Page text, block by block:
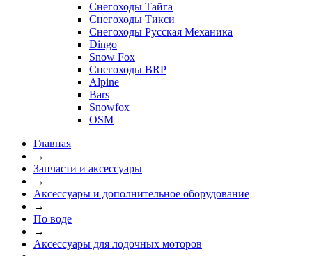
Снегоходы Тайга
Снегоходы Тикси
Снегоходы Русская Механика
Dingo
Snow Fox
Снегоходы BRP
Alpine
Bars
Snowfox
OSM
Главная
→
Запчасти и аксессуары
→
Аксессуары и дополнительное оборудование
→
По воде
→
Аксессуары для лодочных моторов